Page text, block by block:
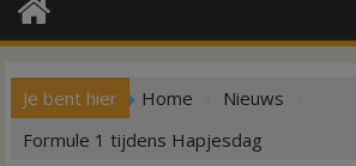
Je bent hier Home
Nieuws
Formule 1 tijdens Hapjesdag